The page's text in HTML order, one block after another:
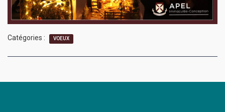
Catégories : VOEUX